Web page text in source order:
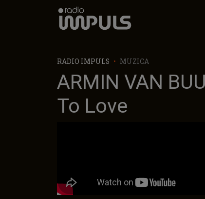
Radio Impuls
RADIO IMPULS MUZICA
ARMIN VAN
To Love